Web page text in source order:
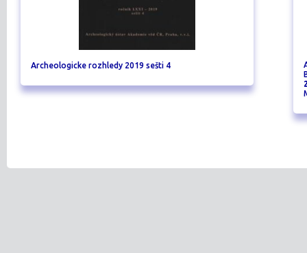
Archeologicke rozhledy 2019 sešti 4